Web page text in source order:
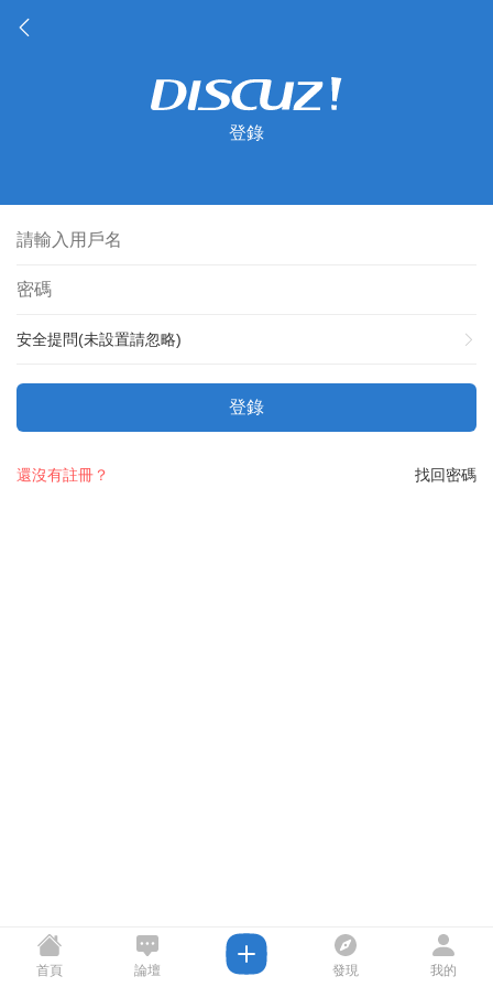
登錄
安全提問(未設置請忽略)
登錄
找回密碼
還沒有註冊？
首頁 論壇 發現 我的